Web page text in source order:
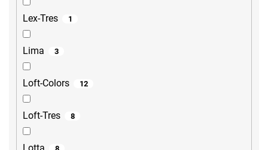
Lex-Tres 1
Lima 3
Loft-Colors 12
Loft-Tres 8